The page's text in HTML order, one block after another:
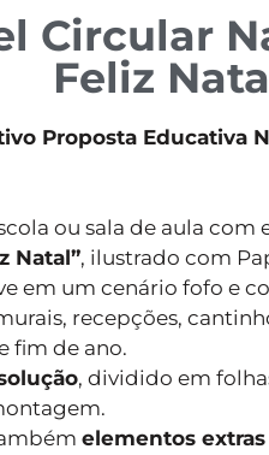
Circular
Feliz
Proposta Educativa
ou sala de aula com
Natal”, ilustrado com
em um cenário fofo e
recepções,
fim de ano.
, dividido em
elementos extras